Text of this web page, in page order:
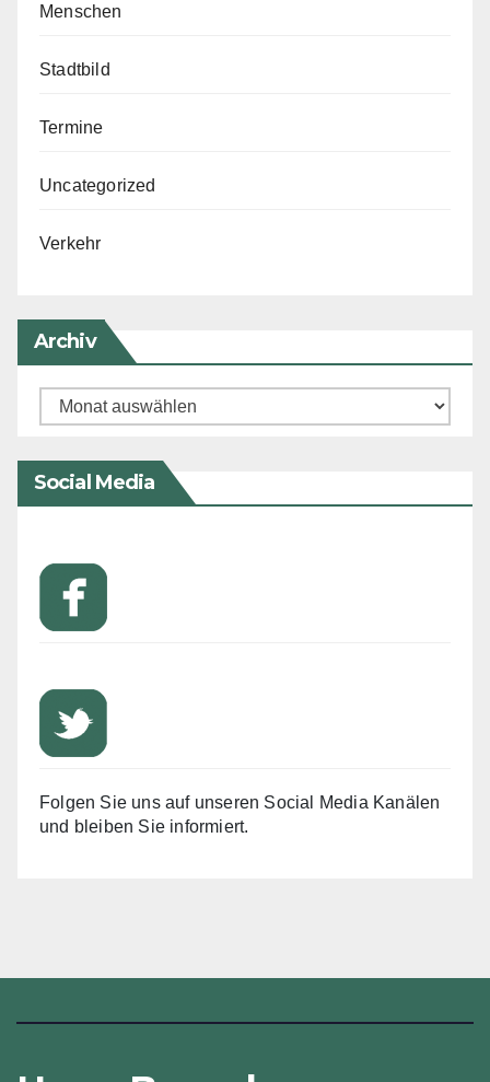
Menschen
Stadtbild
Termine
Uncategorized
Verkehr
Archiv
Archiv
Social Media
Folgen Sie uns auf unseren Social Media Kanälen
und bleiben Sie informiert.